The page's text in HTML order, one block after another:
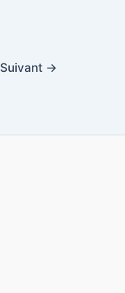
Suivant →